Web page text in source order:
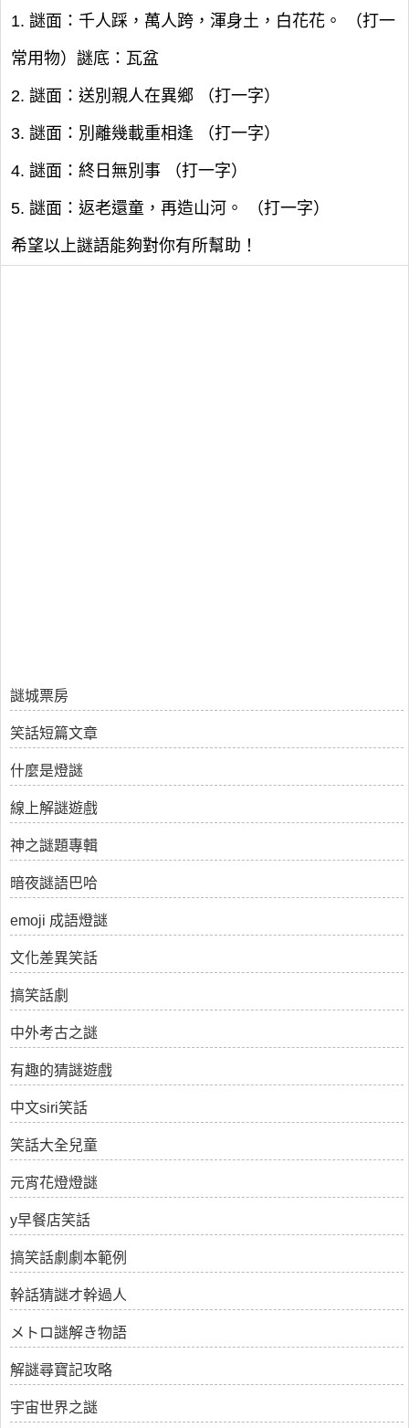
1. 謎面：千人踩，萬人跨，渾身土，白花花。 （打一
常用物）謎底：瓦盆
2. 謎面：送別親人在異鄉 （打一字）
3. 謎面：別離幾載重相逢 （打一字）
4. 謎面：終日無別事 （打一字）
5. 謎面：返老還童，再造山河。 （打一字）
希望以上謎語能夠對你有所幫助！
謎城票房
笑話短篇文章
什麼是燈謎
線上解謎遊戲
神之謎題專輯
暗夜謎語巴哈
emoji 成語燈謎
文化差異笑話
搞笑話劇
中外考古之謎
有趣的猜謎遊戲
中文siri笑話
笑話大全兒童
元宵花燈燈謎
y早餐店笑話
搞笑話劇劇本範例
幹話猜謎才幹過人
メトロ謎解き物語
解謎尋寶記攻略
宇宙世界之謎